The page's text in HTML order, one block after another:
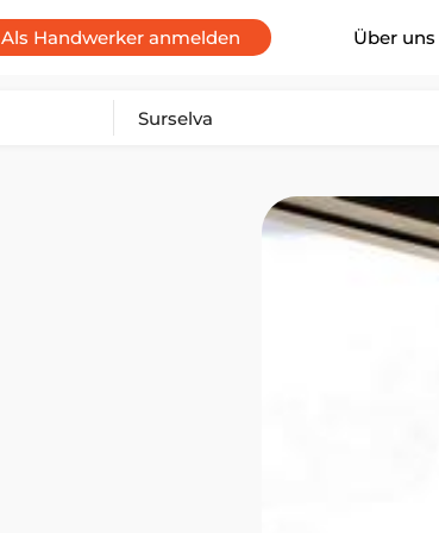
Als Handwerker anmelden Über uns